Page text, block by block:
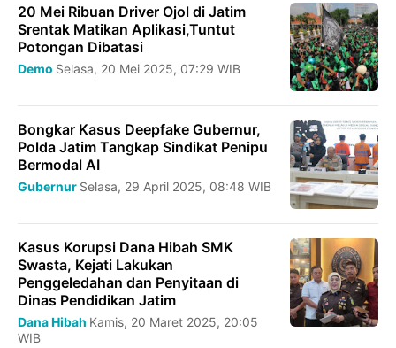
20 Mei Ribuan Driver Ojol di Jatim
Srentak Matikan Aplikasi,Tuntut
Potongan Dibatasi
Demo Selasa, 20 Mei 2025, 07:29 WIB
Bongkar Kasus Deepfake Gubernur,
Polda Jatim Tangkap Sindikat Penipu
Bermodal AI
Gubernur Selasa, 29 April 2025, 08:48 WIB
Kasus Korupsi Dana Hibah SMK
Swasta, Kejati Lakukan
Penggeledahan dan Penyitaan di
Dinas Pendidikan Jatim
Dana Hibah Kamis, 20 Maret 2025, 20:05
WIB